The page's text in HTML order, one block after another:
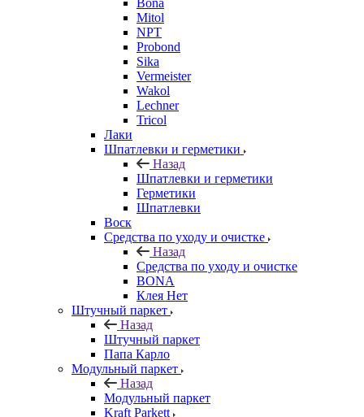
Bona
Mitol
NPT
Probond
Sika
Vermeister
Wakol
Lechner
Tricol
Лаки
Шпатлевки и герметики
Назад
Шпатлевки и герметики
Герметики
Шпатлевки
Воск
Средства по уходу и очистке
Назад
Средства по уходу и очистке
BONA
Клея Нет
Штучный паркет
Назад
Штучный паркет
Папа Карло
Модульный паркет
Назад
Модульный паркет
Kraft Parkett